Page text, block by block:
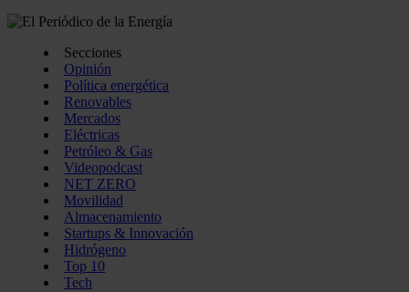
Secciones
Opinión
Política energética
Renovables
Mercados
Eléctricas
Petróleo & Gas
Videopodcast
NET ZERO
Movilidad
Almacenamiento
Startups & Innovación
Hidrógeno
Top 10
Tech